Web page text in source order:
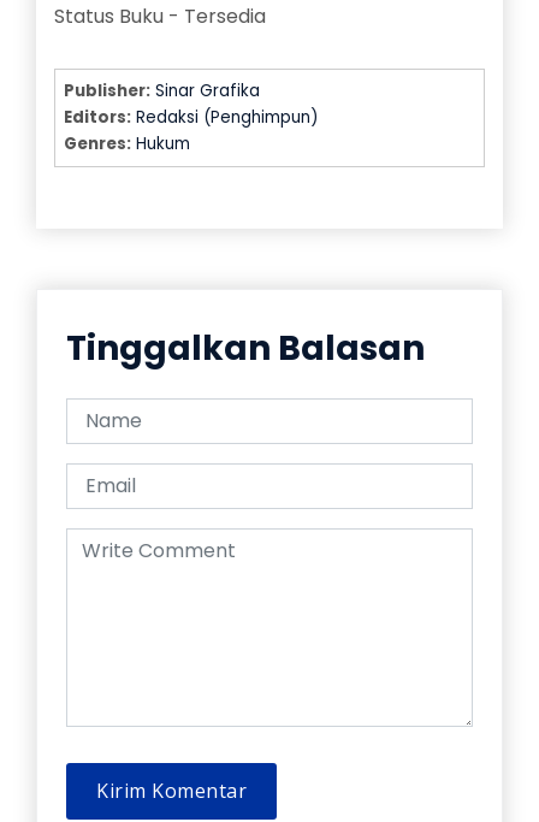
Status Buku - Tersedia
Publisher: Sinar Grafika
Editors: Redaksi (Penghimpun)
Genres: Hukum
Tinggalkan Balasan